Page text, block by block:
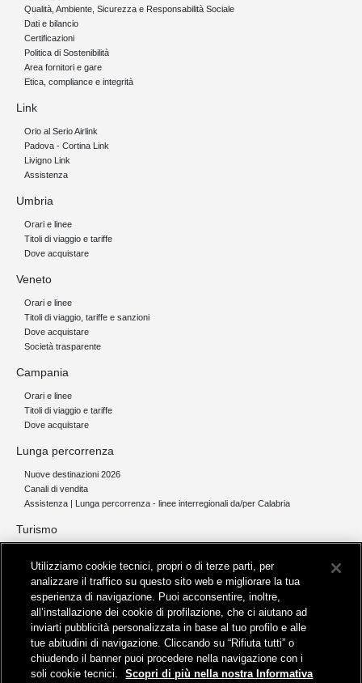
Qualità, Ambiente, Sicurezza e Responsabilità Sociale
Dati e bilancio
Certificazioni
Politica di Sostenibilità
Area fornitori e gare
Etica, compliance e integrità
Link
Orio al Serio Airlink
Padova - Cortina Link
Livigno Link
Assistenza
Umbria
Orari e linee
Titoli di viaggio e tariffe
Dove acquistare
Veneto
Orari e linee
Titoli di viaggio, tariffe e sanzioni
Dove acquistare
Società trasparente
Campania
Orari e linee
Titoli di viaggio e tariffe
Dove acquistare
Lunga percorrenza
Nuove destinazioni 2026
Canali di vendita
Assistenza | Lunga percorrenza - linee interregionali da/per Calabria
Turismo
Servizi per aeroporti
Servizi di noleggio con conducente
Servizio di navigazione sul Lago Trasimeno
News e comunicati stampa
Comunicati stampa
Busitalia – Sita Nord
, Gruppo FS Italiane, è attiva nei servizi di
Utilizziamo cookie tecnici, propri o di terze parti, per
analizzare il traffico su questo sito web e migliorare la tua
esperienza di navigazione. Puoi acconsentire, inoltre,
all’installazione dei cookie di profilazione, che ci aiutano ad
inviarti pubblicità personalizzata in base al tuo profilo e alle
tue abitudini di navigazione. Cliccando su “Rifiuta tutti” o
chiudendo il banner puoi procedere nella navigazione con i
soli cookie tecnici.
Scopri di più nella nostra Informativa